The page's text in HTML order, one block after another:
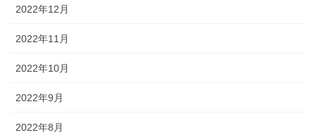
2022年12月
2022年11月
2022年10月
2022年9月
2022年8月